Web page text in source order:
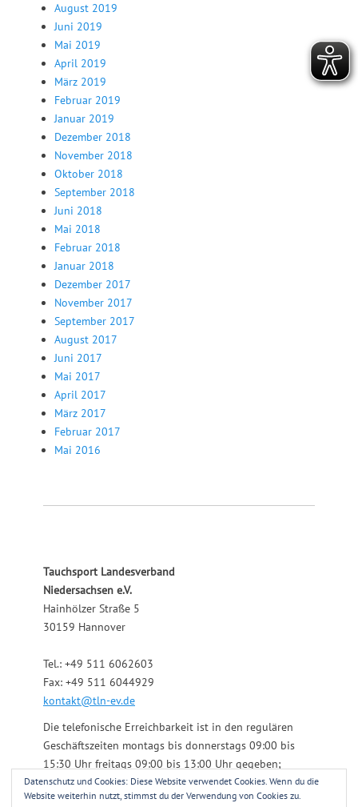
August 2019
Juni 2019
Mai 2019
April 2019
März 2019
Februar 2019
Januar 2019
Dezember 2018
November 2018
Oktober 2018
September 2018
Juni 2018
Mai 2018
Februar 2018
Januar 2018
Dezember 2017
November 2017
September 2017
August 2017
Juni 2017
Mai 2017
April 2017
März 2017
Februar 2017
Mai 2016
Tauchsport Landesverband
Niedersachsen e.V.
Hainhölzer Straße 5
30159 Hannover
Tel.: +49 511 6062603
Fax: +49 511 6044929
kontakt@tln-ev.de
Die telefonische Erreichbarkeit ist in den regulären
Geschäftszeiten montags bis donnerstags 09:00 bis
15:30 Uhr freitags 09:00 bis 13:00 Uhr gegeben;
darüber hinaus über einen angeschlossenen
Anrufbeantworter.
Datenschutz und Cookies: Diese Website verwendet Cookies. Wenn du die
Website weiterhin nutzt, stimmst du der Verwendung von Cookies zu.